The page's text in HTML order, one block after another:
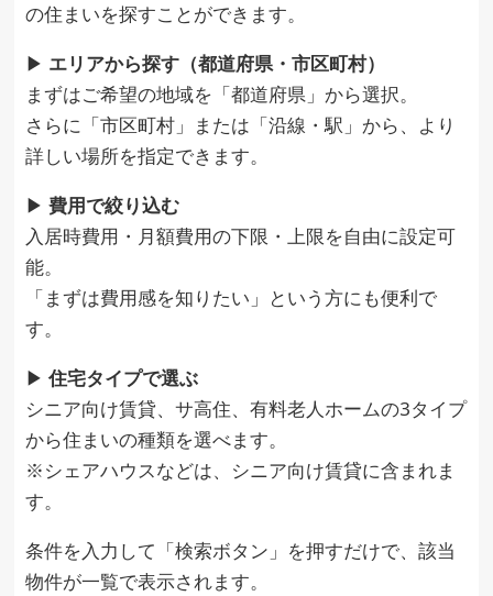
の住まいを探すことができます。
▶︎ エリアから探す（都道府県・市区町村）
まずはご希望の地域を「都道府県」から選択。
さらに「市区町村」または「沿線・駅」から、より
詳しい場所を指定できます。
▶︎ 費用で絞り込む
入居時費用・月額費用の下限・上限を自由に設定可
能。
「まずは費用感を知りたい」という方にも便利で
す。
▶︎ 住宅タイプで選ぶ
シニア向け賃貸、サ高住、有料老人ホームの3タイプ
から住まいの種類を選べます。
※シェアハウスなどは、シニア向け賃貸に含まれま
す。
条件を入力して「検索ボタン」を押すだけで、該当
物件が一覧で表示されます。